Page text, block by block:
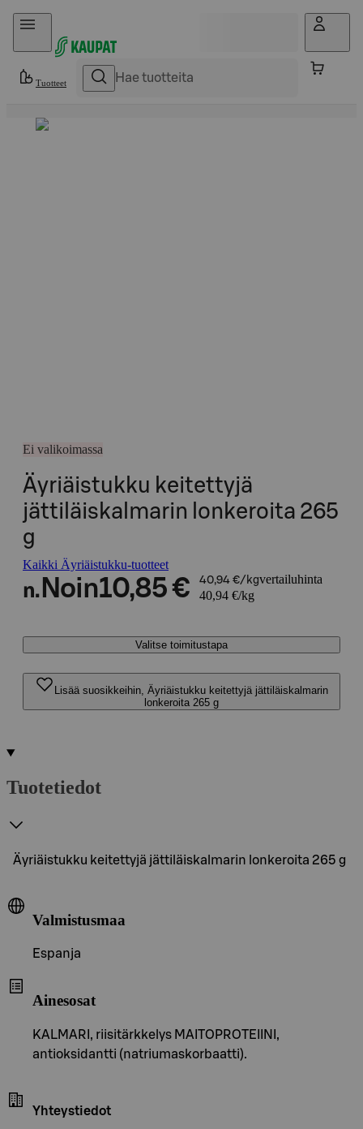
Hyppää sisältöön
Tuotteet
Ei valikoimassa
Äyriäistukku keitettyjä
jättiläiskalmarin lonkeroita 265
g
Kaikki Äyriäistukku-tuotteet
n. Noin10,85 € 40,94 €/kgvertailuhinta
40,94 €/kg
Valitse toimitustapa
Lisää suosikkeihin, Äyriäistukku keitettyjä jättiläiskalmarin
lonkeroita 265 g
Tuotetiedot
Äyriäistukku keitettyjä jättiläiskalmarin lonkeroita 265 g
Valmistusmaa
Espanja
Ainesosat
KALMARI, riisitärkkelys MAITOPROTEIINI,
antioksidantti (natriumaskorbaatti).
Yhteystiedot